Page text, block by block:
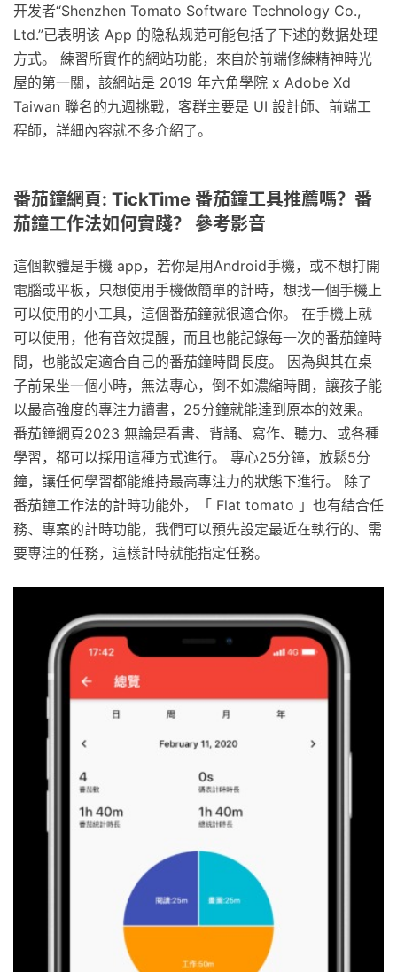
开发者“Shenzhen Tomato Software Technology Co.,
Ltd.”已表明该 App 的隐私规范可能包括了下述的数据处理
方式。 練習所實作的網站功能，來自於前端修練精神時光
屋的第一關，該網站是 2019 年六角學院 x Adobe Xd
Taiwan 聯名的九週挑戰，客群主要是 UI 設計師、前端工
程師，詳細內容就不多介紹了。
番茄鐘網頁: TickTime 番茄鐘工具推薦嗎？番
茄鐘工作法如何實踐？ 參考影音
這個軟體是手機 app，若你是用Android手機，或不想打開
電腦或平板，只想使用手機做簡單的計時，想找一個手機上
可以使用的小工具，這個番茄鐘就很適合你。 在手機上就
可以使用，他有音效提醒，而且也能記錄每一次的番茄鐘時
間，也能設定適合自己的番茄鐘時間長度。 因為與其在桌
子前呆坐一個小時，無法專心，倒不如濃縮時間，讓孩子能
以最高強度的專注力讀書，25分鐘就能達到原本的效果。
番茄鐘網頁2023 無論是看書、背誦、寫作、聽力、或各種
學習，都可以採用這種方式進行。 專心25分鐘，放鬆5分
鐘，讓任何學習都能維持最高專注力的狀態下進行。 除了
番茄鐘工作法的計時功能外，「 Flat tomato 」也有結合任
務、專案的計時功能，我們可以預先設定最近在執行的、需
要專注的任務，這樣計時就能指定任務。